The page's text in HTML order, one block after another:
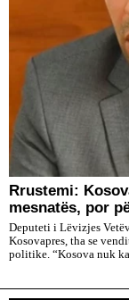
Rrustemi:
mesnatës, por
Deputeti i Lëvizjes
Kosovapres, tha se
politike. “Kosova nuk